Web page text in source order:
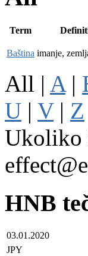
Term
Baština imanje,
All | A|
U | V| Z
Ukoliko
HNB
03.01.2020
JPY